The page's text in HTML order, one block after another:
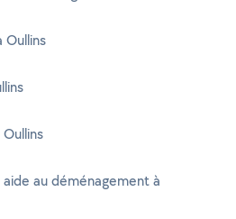
Oullins
au déménagement à